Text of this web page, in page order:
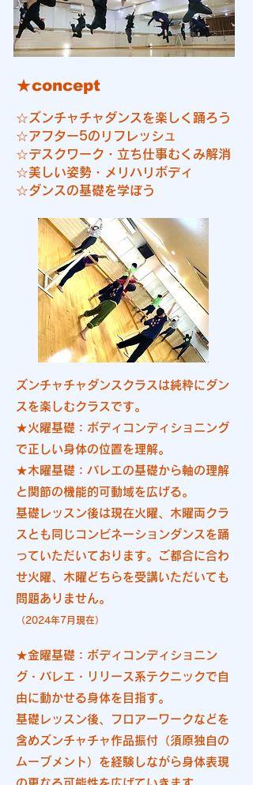
★concept
☆ズンチャチャダンスを楽しく踊ろう
☆アフター5のリフレッシュ
☆デスクワーク・立ち仕事むくみ解消
☆美しい姿勢・メリハリボディ
☆ダンスの基礎を学ぼう
ズンチャチャダンスクラスは純粋にダン
スを楽しむクラスです。
★火曜基礎：ボディコンディショニング
で正しい身体の位置を理解。
★木曜基礎：バレエの基礎から軸の理解
と関節の機能的可動域を広げる。
基礎レッスン後は現在火曜、木曜両クラ
スとも同じコンビネーションダンスを踊
っていただいております。
ご都合に合わ
せ火曜、木曜どちらを受講いただいても
問題ありません。
（2024年7月現在）
★金曜基礎：ボディコンディショニン
グ・バレエ・リリース系テクニックで自
由に動かせる身体を​目指す。
基礎レッスン後、フロアーワークなどを
含めズンチャチャ作品振付（須原独自の
ムーブメント）を経験しながら身体表現